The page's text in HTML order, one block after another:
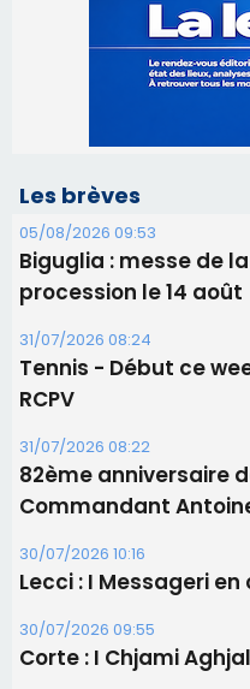
05/08/2026 09:53
Biguglia : messe de
procession le 14 août
Tennis - Début ce
31/07/2026 08:22
82ème anniversaire
Commandant
30/07/2026 10:16
Lecci : I Messageri
30/07/2026 09:55
Corte : I Chjami
30/07/2026 08:33
Bastia - Assunta
Sainte-Marie
Les plus lus